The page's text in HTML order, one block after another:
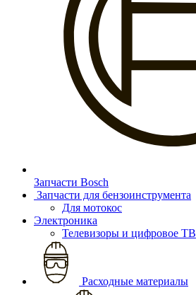
Запчасти Bosch
Запчасти для бензоинструмента
Для мотокос
Электроника
Телевизоры и цифровое ТВ
Расходные материалы